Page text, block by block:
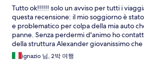
Tutto ok!!!!!! solo un avviso per tutti i
questa recensione: il mio soggiorno è
e problematico per colpa della mia auto
panne. Senza perdermi d'animo ho
della struttura Alexander giovanissimo
e per tutto. Grazie mille
ignazio 님, 2박 여행